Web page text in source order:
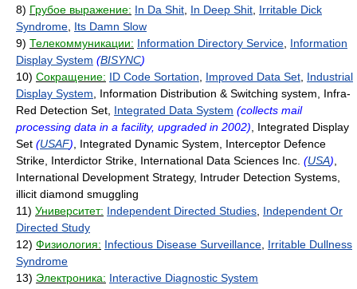
8) Грубое выражение: In Da Shit In Deep Shit Irritable Dick
Syndrome Its Damn Slow
9) Телекоммуникации: Information Directory Service Information
Display System (BISYNC)
10) Сокращение: ID Code Sortation Improved Data Set Industrial
Display System , Information Distribution & Switching system, Infra-
Red Detection Set, Integrated Data System (collects mail
processing data in a facility, upgraded in 2002) , Integrated Display
Set (USAF) , Integrated Dynamic System, Interceptor Defence
Strike, Interdictor Strike, International Data Sciences Inc. (USA)
International Development Strategy, Intruder Detection Systems,
illicit diamond smuggling
11) Университет: Independent Directed Studies Independent Or
Directed Study
12) Физиология: Infectious Disease Surveillance Irritable Dullness
Syndrome
13) Электроника: Interactive Diagnostic System